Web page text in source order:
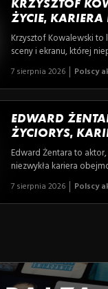
KRZYSZTOF
ŻYCIE, KARIERA
OSIĄGNIĘCIA
POLSKIEGO
Krzysztof Kowalewski
sceny i ekranu, której
humor i wszechstronny
najważniejsze role
przez ponad sześć
fascynującą opowieść o
tylko bawił miliony, ale
kolejne pokolenia swoją
7 sierpnia 2026 Polscy
EDWARD
ŻYCIORYS,
WKŁAD W
KULTURĘ
Edward Żentara to
niezwykła kariera
ekran filmowy, jak i
życiorys pełen jest
mrocznych zakamarków
7 sierpnia 2026 Polscy